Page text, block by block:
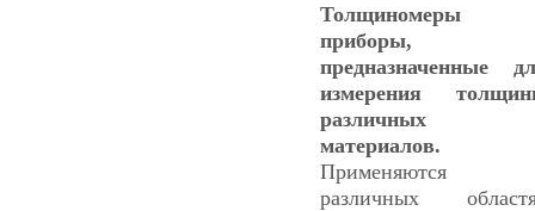
Толщиномеры
приборы,
предназначенные
измерения
различных
материалов.
Применяются
различных